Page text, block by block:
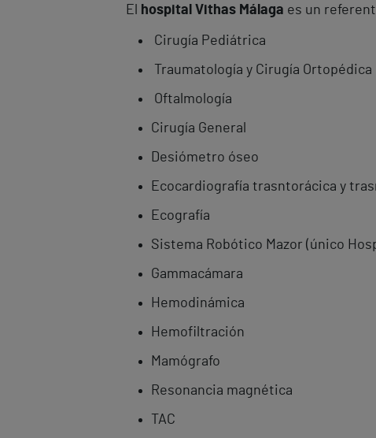
El hospital Vithas Málaga es un
Cirugía Pediátrica
Traumatología y Cirugía Ortopédica
Oftalmología
Cirugía General
Desiómetro óseo
Ecocardiografía trasntorácica y
Ecografía
Sistema Robótico Mazor (único
Gammacámara
Hemodinámica
Hemofiltración
Mamógrafo
Resonancia magnética
TAC